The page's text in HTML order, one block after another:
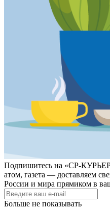
Подпишитесь на «СР-
атом, газета — доставляем
России и мира прямиком в
Больше не показывать